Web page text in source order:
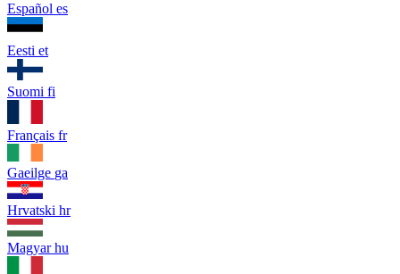
Español es
Eesti et
Suomi fi
Français fr
Gaeilge ga
Hrvatski hr
Magyar hu